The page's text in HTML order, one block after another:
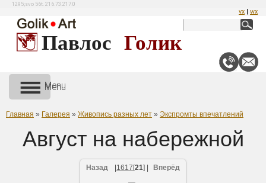
1295;svo 56t. 216.73.217.0
vx | wx
Павлос Голик
Menu
Menu
Главная » Галерея » Живопись разных лет » Экспромты впечатлений
Август на набережной​
Назад 1617 [21] Вперёд